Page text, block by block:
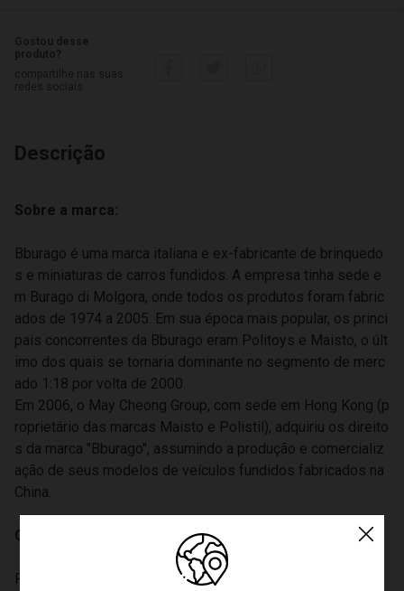
Descrição
Sobre a marca:
Bburago é uma marca italiana e ex-fabricante de brinquedo
s e miniaturas de carros fundidos. A empresa tinha sede e
m Burago di Molgora, onde todos os produtos foram fabric
ados de 1974 a 2005. Em sua época mais popular, os princi
pais concorrentes da Bburago eram Politoys e Maisto, o últ
imo dos quais se tornaria dominante no segmento de merc
ado 1:18 por volta de 2000.
Em 2006, o May Cheong Group, com sede em Hong Kong (p
roprietário das marcas Maisto e Polistil), adquiriu os direito
s da marca "Bburago", assumindo a produção e comercializ
ação de seus modelos de veículos fundidos fabricados na
China.
Curiosidades do Modelo:
Fácil de desdobrar a pista e depois de dobrar o cockpit de